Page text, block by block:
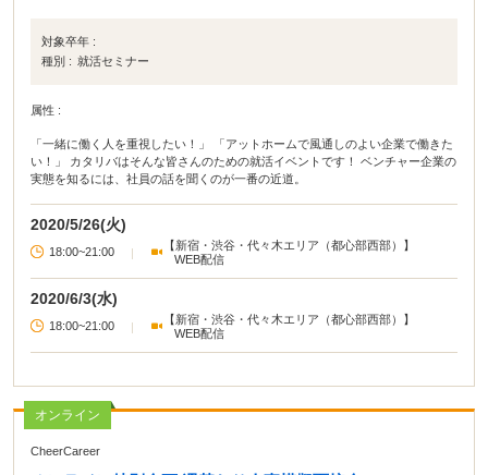
対象卒年 :
種別 : 就活セミナー
属性 :
「一緒に働く人を重視したい！」 「アットホームで風通しのよい企業で働きた
い！」 カタリバはそんな皆さんのための就活イベントです！ ベンチャー企業の
実態を知るには、社員の話を聞くのが一番の近道。
2020/5/26(火)
18:00~21:00 |
【新宿・渋谷・代々木エリア（都心部西部）】
WEB配信
2020/6/3(水)
18:00~21:00 |
【新宿・渋谷・代々木エリア（都心部西部）】
WEB配信
オンライン
CheerCareer